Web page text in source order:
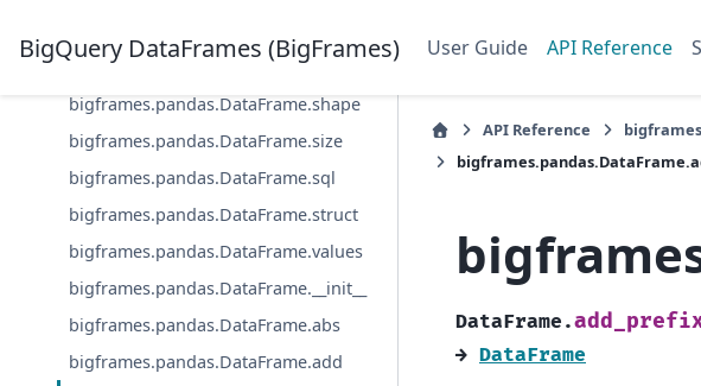
BigQuery DataFrames (BigFrames) User Guide API Reference
bigframes.pandas.DataFrame.semanti
cs
bigframes.pandas.DataFrame.shape
bigframes.pandas.DataFrame.size
bigframes.pandas.DataFrame.sql
bigframes.pandas.DataFrame.struct
bigframes.pandas.DataFrame.values
bigframes.pandas.DataFrame.__init__
bigframes.pandas.DataFrame.abs
bigframes.pandas.DataFrame.add
API Reference
DataFrame.
→ DataFrame